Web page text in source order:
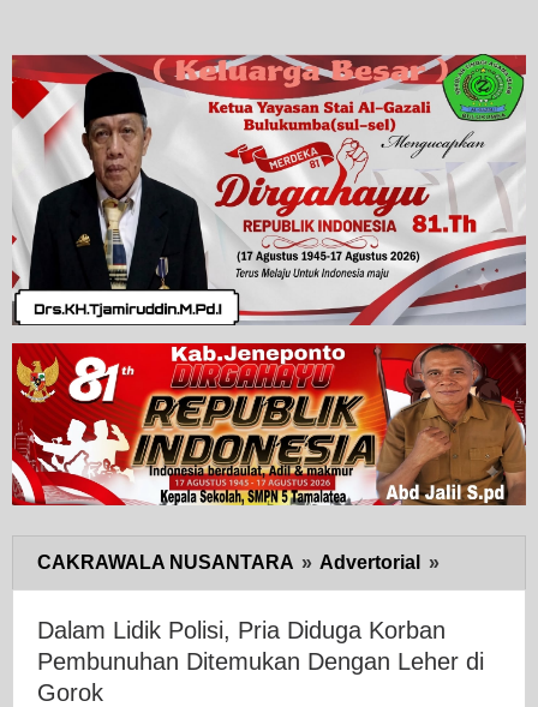
CAKRAWALA NUSANTARA » Advertorial »
Lidik
Pria
Dalam Lidik Polisi, Pria Diduga Korban
Pembunuhan Ditemukan Dengan Leher di
Gorok